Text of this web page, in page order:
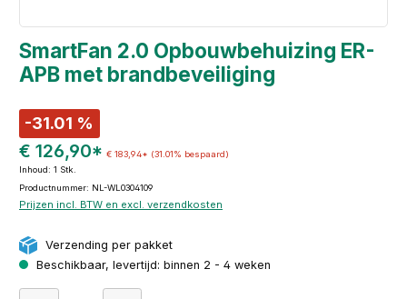
SmartFan 2.0 Opbouwbehuizing ER-
APB met brandbeveiliging
-31.01 %
€ 126,90* € 183,94* (31.01% bespaard)
Inhoud: 1 Stk.
Productnummer: NL-WL0304109
Prijzen incl. BTW en excl. verzendkosten
Verzending per pakket
Beschikbaar, levertijd: binnen 2 - 4 weken